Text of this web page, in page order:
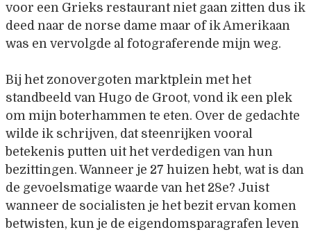
voor een Grieks restaurant niet gaan zitten dus ik
deed naar de norse dame maar of ik Amerikaan
was en vervolgde al fotograferende mijn weg.
Bij het zonovergoten marktplein met het
standbeeld van Hugo de Groot, vond ik een plek
om mijn boterhammen te eten. Over de gedachte
wilde ik schrijven, dat steenrijken vooral
betekenis putten uit het verdedigen van hun
bezittingen. Wanneer je 27 huizen hebt, wat is dan
de gevoelsmatige waarde van het 28e? Juist
wanneer de socialisten je het bezit ervan komen
betwisten, kun je de eigendomsparagrafen leven